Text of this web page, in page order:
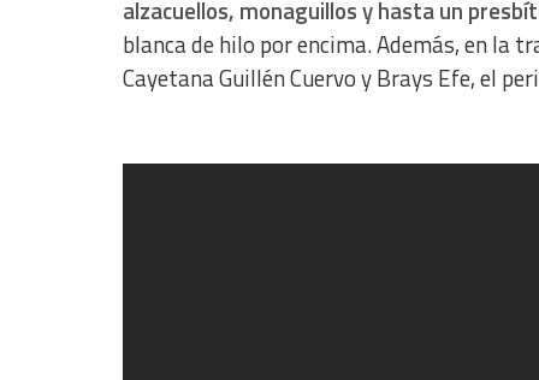
alzacuellos, monaguillos y hasta un
blanca de hilo por encima. Además, en la
Cayetana Guillén Cuervo y Brays Efe, el
Non-IAB processing purposes: